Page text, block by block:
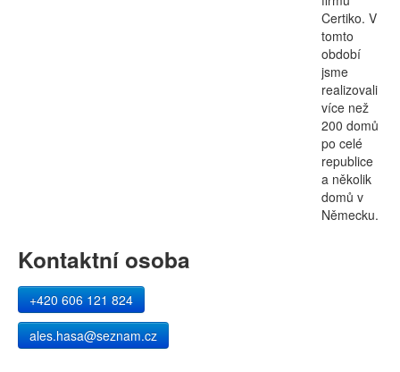
Certiko. V
tomto
období
jsme
realizovali
více než
200 domů
po celé
republice
a několik
domů v
Německu.
Kontaktní osoba
+420 606 121 824
ales.hasa@seznam.cz